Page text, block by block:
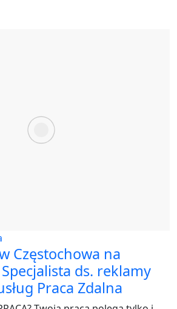
Częstochowa na
ds. reklamy
Praca Zdalna